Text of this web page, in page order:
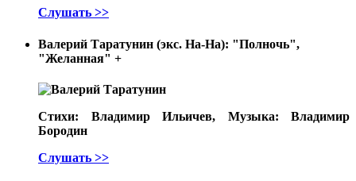
Слушать >>
Валерий Таратунин (экс. На-На): "Полночь",
"Желанная" +
Стихи: Владимир Ильичев, Музыка: Владимир
Бородин
Слушать >>